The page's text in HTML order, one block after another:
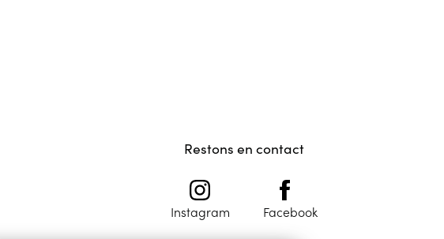
Restons en contact
Instagram Facebook